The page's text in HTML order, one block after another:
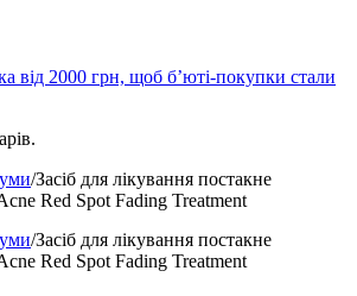
від 2000 грн, щоб б’юті-покупки стали
/Засіб для лікування постакне
Red Spot Fading Treatment
/Засіб для лікування постакне
Red Spot Fading Treatment